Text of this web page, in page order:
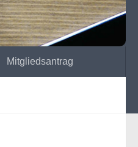
Mitgliedsantrag